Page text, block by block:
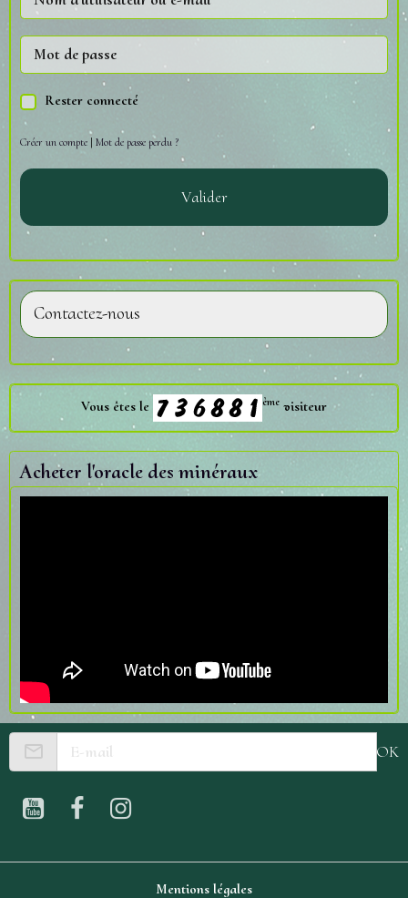
Rester connecté
Créer un compte | Mot de passe perdu ?
Valider
Contactez-nous
Vous êtes le ème visiteur
Acheter l'oracle des minéraux
OK
Mentions légales